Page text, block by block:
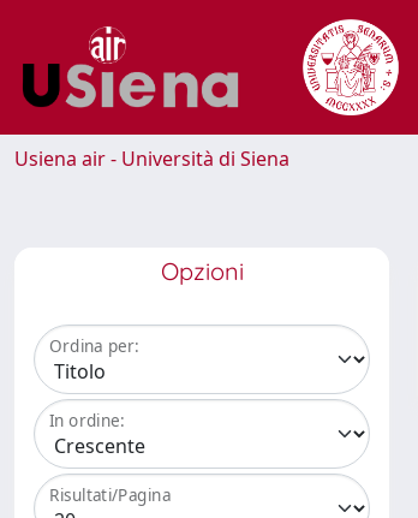
Usiena air - Università di Siena
Opzioni
Ordina per:
In ordine:
Risultati/Pagina